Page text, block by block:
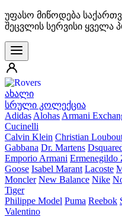
უფასო მიწოდება
შეცვლის სერვისი ყველა
ახალი
სრული კოლექცია
Adidas Alohas Armani
Cucinelli
Calvin Klein Christian
Gabbana Dr. Martens
Emporio Armani Ermenegildo
Goose Isabel Marant Lacoste
Moncler New Balance Nike
Tiger
Philippe Model Puma Reebok
Valentino